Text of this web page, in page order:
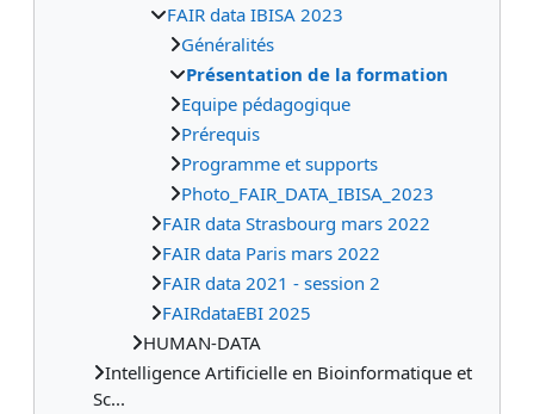
FAIR data IBISA 2023
Généralités
Présentation de la formation
Equipe pédagogique
Prérequis
Programme et supports
Photo_FAIR_DATA_IBISA_2023
FAIR data Strasbourg mars 2022
FAIR data Paris mars 2022
FAIR data 2021 - session 2
FAIRdataEBI 2025
HUMAN-DATA
Intelligence Artificielle en Bioinformatique et
Sc...